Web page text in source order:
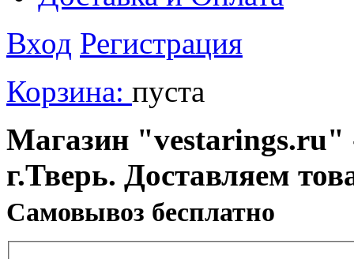
Вход Регистрация
Корзина: пуста
Магазин "vestarings.ru"
г.Тверь. Доставляем
Cамовывоз бесплатно